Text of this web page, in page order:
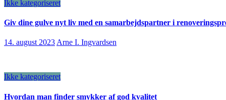
Ikke kategoriseret
Giv dine gulve nyt liv med en samarbejdspartner i
14. august 2023Arne I. Ingvardsen
Ikke kategoriseret
Hvordan man finder smykker af god kvalitet